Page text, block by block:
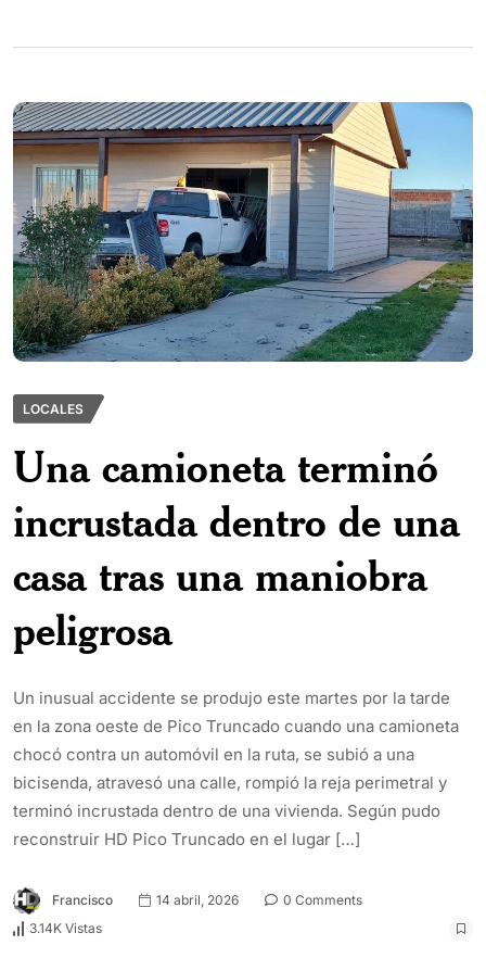
LOCALES
Una camioneta terminó
incrustada dentro de una
casa tras una maniobra
peligrosa
Un inusual accidente se produjo este martes por la tarde
en la zona oeste de Pico Truncado cuando una camioneta
chocó contra un automóvil en la ruta, se subió a una
bicisenda, atravesó una calle, rompió la reja perimetral y
terminó incrustada dentro de una vivienda. Según pudo
reconstruir HD Pico Truncado en el lugar […]
Francisco 14 abril, 2026
0 Comments
3.14K Vistas